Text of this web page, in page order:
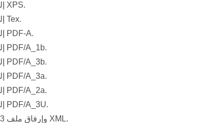
تحويل PDF إلى XPS.
تحويل PDF إلى Tex.
تحويل PDF إلى PDF-A.
تحويل PDF إلى PDF/A_1b.
تحويل PDF إلى PDF/A_3b.
تحويل PDF إلى PDF/A_3a.
تحويل PDF إلى PDF/A_2a.
تحويل PDF إلى PDF/A_3U.
إنشاء PDF/A-3 وإرفاق ملف XML.